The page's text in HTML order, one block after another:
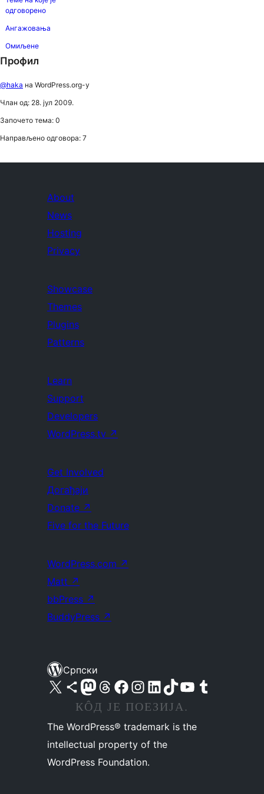
одговорено
Ангажовања
Омиљене
Профил
@haka на WordPress.org-у
Члан од: 28. јул 2009.
Започето тема: 0
Направљено одговора: 7
About
News
Hosting
Privacy
Showcase
Themes
Plugins
Patterns
Learn
Support
Developers
WordPress.tv ↗
Get Involved
Догађаји
Donate ↗
Five for the Future
WordPress.com ↗
Matt ↗
bbPress ↗
BuddyPress ↗
Српски
Visit our X (formerly Twitter) account
Посетите наш Bluesky налог
Visit our Mastodon account
Посетите наш налог на Threads-у Visit our Facebook pageПосетите наш Инстаграм налог
Visit our LinkedIn account
Посетите наш TikTok налог
Visit our YouTube channel
Посетите наш Tumblr налог
КÔД ЈЕ ПОЕЗИЈА.
The WordPress® trademark is the
intellectual property of the
WordPress Foundation.